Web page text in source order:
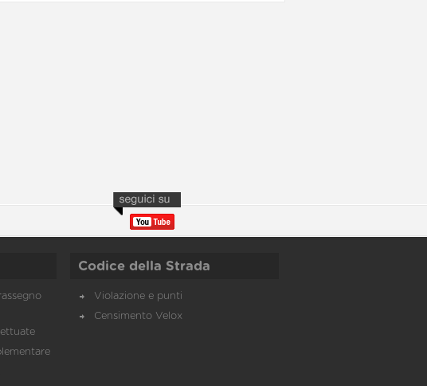
Codice della Strada
Violazione e punti
Censimento Velox